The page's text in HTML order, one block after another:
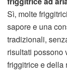
Sì, molte
sapore e una
tradizionali,
risultati possono
friggitrice e della